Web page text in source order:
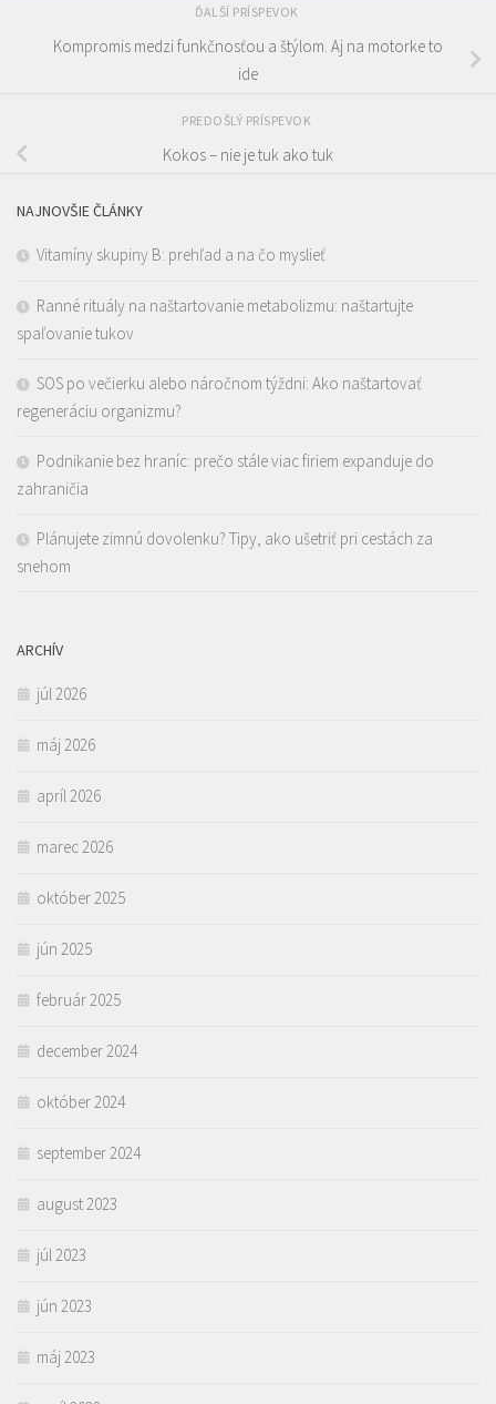
ĎALŠÍ PRÍSPEVOK
Kompromis medzi funkčnosťou a štýlom. Aj na motorke to
ide
PREDOŠLÝ PRÍSPEVOK
Kokos – nie je tuk ako tuk
NAJNOVŠIE ČLÁNKY
Vitamíny skupiny B: prehľad a na čo myslieť
Ranné rituály na naštartovanie metabolizmu: naštartujte
spaľovanie tukov
SOS po večierku alebo náročnom týždni: Ako naštartovať
regeneráciu organizmu?
Podnikanie bez hraníc: prečo stále viac firiem expanduje do
zahraničia
Plánujete zimnú dovolenku? Tipy, ako ušetriť pri cestách za
snehom
ARCHÍV
júl 2026
máj 2026
apríl 2026
marec 2026
október 2025
jún 2025
február 2025
december 2024
október 2024
september 2024
august 2023
júl 2023
jún 2023
máj 2023